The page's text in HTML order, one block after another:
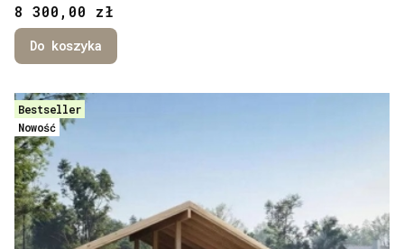
Cena
8 300,00 zł
Do koszyka
Bestseller
Nowość